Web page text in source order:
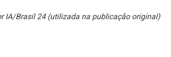
IA/Brasil 24 (utilizada na publicação original)